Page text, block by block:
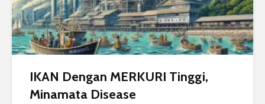
IKAN Dengan MERKURI Tinggi,
Minamata Disease